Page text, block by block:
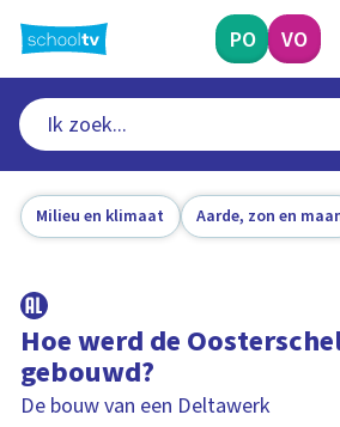
naar
hoofdinhoud
PO VO
Milieu en klimaat Aarde, zon en
Hoe werd de
gebouwd?
De bouw van een Deltawerk